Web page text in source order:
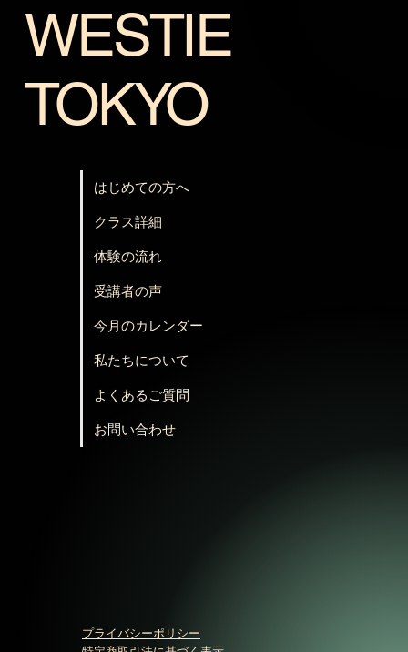
WESTIE
TOKYO
はじめての方へ
クラス詳細
体験の流れ
受講者の声
今月のカレンダー
私たちについて
よくあるご質問
お問い合わせ
プライバシーポリシー